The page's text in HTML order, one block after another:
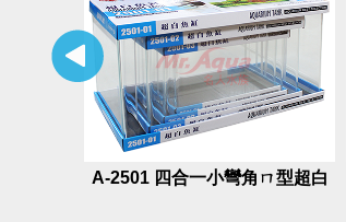
A-2501 四合一小彎角ㄇ型超白